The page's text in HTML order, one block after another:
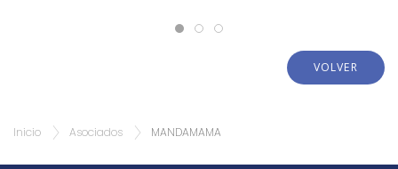
VOLVER
Inicio Asociados MANDAMAMA